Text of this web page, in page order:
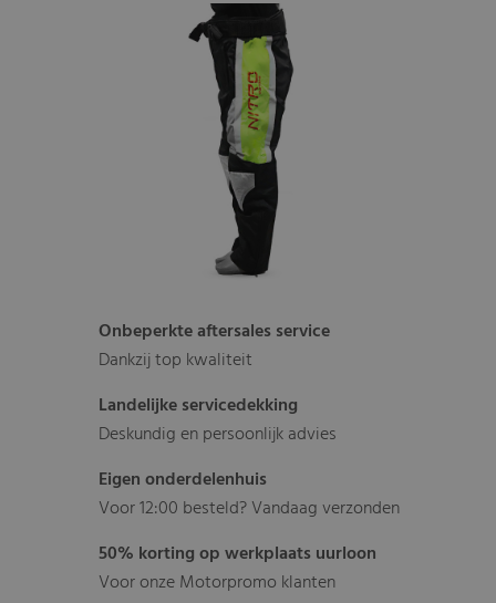
Onbeperkte aftersales service
Dankzij top kwaliteit
Landelijke servicedekking
Deskundig en persoonlijk advies
Eigen onderdelenhuis
Voor 12:00 besteld? Vandaag verzonden
50% korting op werkplaats uurloon
Voor onze Motorpromo klanten